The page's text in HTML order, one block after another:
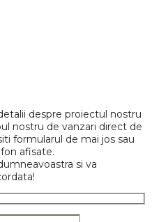
despre proiectul nostru
nostru de vanzari direct de
formularul de mai jos sau
afisate.
si va